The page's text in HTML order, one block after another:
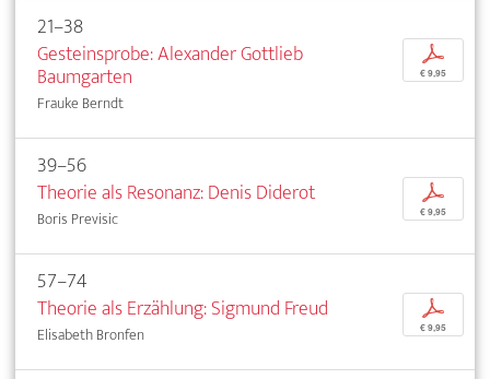
21–38
Gesteinsprobe: Alexander Gottlieb
Baumgarten
Frauke Berndt
p
€ 9,95
39–56
Theorie als Resonanz: Denis Diderot
Boris Previsic
p
€ 9,95
57–74
Theorie als Erzählung: Sigmund Freud
Elisabeth Bronfen
p
€ 9,95